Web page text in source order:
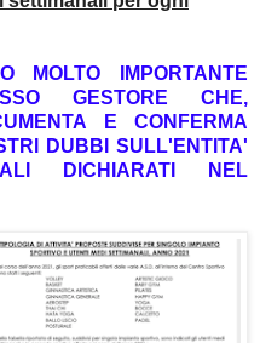
MOLTO IMPORTANTE
GESTORE CHE,
E CONFERMA
DUBBI SULL'ENTITA'
DICHIARATI NEL